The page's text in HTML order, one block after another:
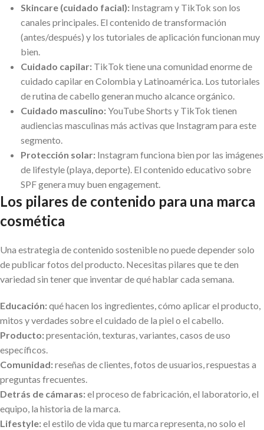
Skincare (cuidado facial): Instagram y TikTok son los
canales principales. El contenido de transformación
(antes/después) y los tutoriales de aplicación funcionan muy
bien.
Cuidado capilar: TikTok tiene una comunidad enorme de
cuidado capilar en Colombia y Latinoamérica. Los tutoriales
de rutina de cabello generan mucho alcance orgánico.
Cuidado masculino:YouTube Shorts y TikTok tienen
audiencias masculinas más activas que Instagram para este
segmento.
Protección solar: Instagram funciona bien por las imágenes
de lifestyle (playa, deporte). El contenido educativo sobre
SPF genera muy buen engagement.
Los pilares de contenido para una marca
cosmética
Una estrategia de contenido sostenible no puede depender solo
de publicar fotos del producto. Necesitas pilares que te den
variedad sin tener que inventar de qué hablar cada semana.
Educación:qué hacen los ingredientes, cómo aplicar el producto,
mitos y verdades sobre el cuidado de la piel o el cabello.
Producto:presentación, texturas, variantes, casos de uso
específicos.
Comunidad:reseñas de clientes, fotos de usuarios, respuestas a
preguntas frecuentes.
Detrás de cámaras:el proceso de fabricación, el laboratorio, el
equipo, la historia de la marca.
Lifestyle:el estilo de vida que tu marca representa, no solo el